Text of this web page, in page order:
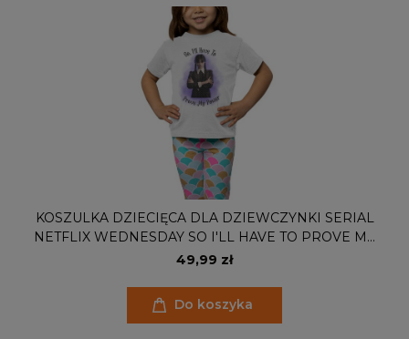
KOSZULKA DZIECIĘCA DLA DZIEWCZYNKI SERIAL
NETFLIX WEDNESDAY SO I'LL HAVE TO PROVE MY
POWER
49,99 zł
Do koszyka